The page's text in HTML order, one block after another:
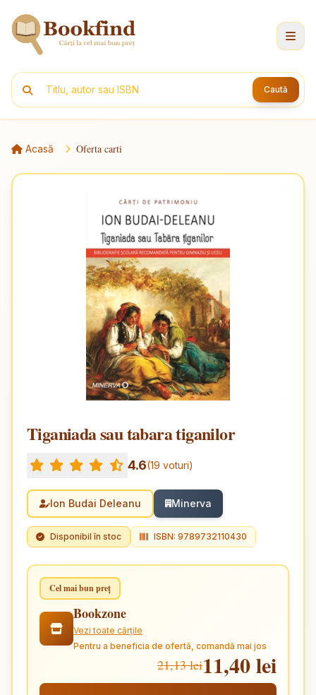
Caută
Acasă Oferta carti
Tiganiada sau tabara tiganilor
4.6(19 voturi)
Ion Budai Deleanu Minerva
Disponibil în stoc ISBN: 9789732110430
Cel mai bun preț
Bookzone
Vezi toate cărțile
Pentru a beneficia de ofertă, comandă mai jos
21,13 lei11,40 lei